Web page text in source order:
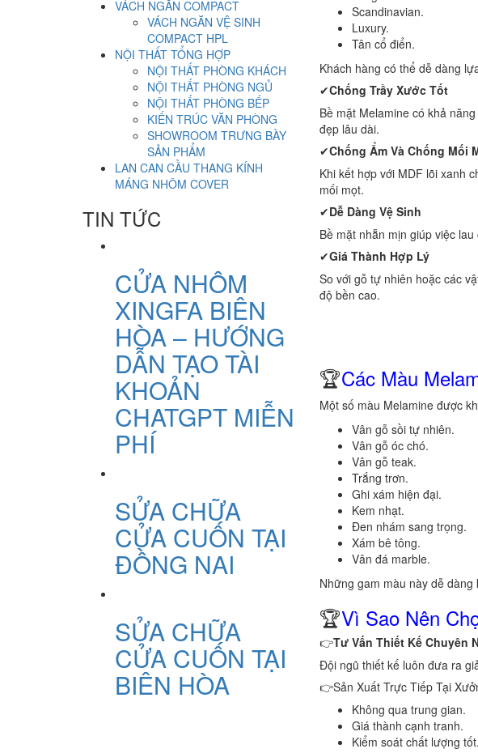
Scandinavian.
Luxury.
Tân cổ điển.
Khách hàng có thể dễ dàng
✔Chống Trầy Xước Tốt
Bề mặt Melamine có khả
đẹp lâu dài.
✔Chống Ẩm Và Chống Mối
Khi kết hợp với MDF lõi xanh
mối mọt.
✔Dễ Dàng Vệ Sinh
Bề mặt nhẵn mịn giúp việc
✔Giá Thành Hợp Lý
So với gỗ tự nhiên hoặc các
độ bền cao.
🏆Các Màu
Một số màu Melamine được
Vân gỗ sồi tự nhiên.
Vân gỗ óc chó.
Vân gỗ teak.
Trắng trơn.
Ghi xám hiện đại.
Kem nhạt.
Đen nhám sang trọng.
Xám bê tông.
Vân đá marble.
Những gam màu này dễ
🏆Vì Sao Nên
👉Tư Vấn Thiết Kế Chuyên
Đội ngũ thiết kế luôn đưa ra
👉Sản Xuất Trực Tiếp Tại
Không qua trung gian.
Giá thành cạnh tranh.
Kiểm soát chất lượng tốt.
VÁCH NGĂN COMPACT
VÁCH NGĂN VỆ SINH
COMPACT HPL
NỘI THẤT TỔNG HỢP
NỘI THẤT PHÒNG KHÁCH
NỘI THẤT PHÒNG NGỦ
NỘI THẤT PHÒNG BẾP
KIẾN TRÚC VĂN PHÒNG
SHOWROOM TRƯNG BÀY
SẢN PHẨM
LAN CAN CẦU THANG KÍNH
MÁNG NHÔM COVER
TIN TỨC
CỬA NHÔM
XINGFA BIÊN
HÒA – HƯỚNG
DẪN TẠO TÀI
KHOẢN
CHATGPT MIỄN
PHÍ
SỬA CHỮA
CỬA CUỐN TẠI
ĐỒNG NAI
SỬA CHỮA
CỬA CUỐN TẠI
BIÊN HÒA